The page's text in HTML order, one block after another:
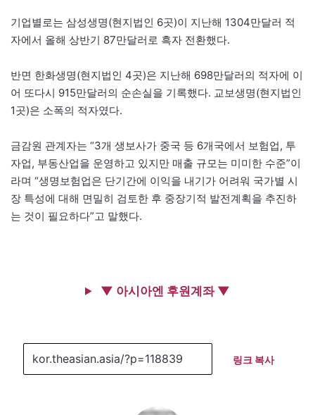
기업별로는 삼성생명(현지법인 6곳)이 지난해 1304만달러 적
자에서 올해 상반기 87만달러로 흑자 전환했다.
반면 한화생명(현지법인 4곳)은 지난해 698만달러의 적자에 이
어 또다시 915만달러의 순손실을 기록했다. 교보생명(현지법인
1곳)은 소폭의 적자였다.
금감원 관계자는 “3개 생보사가 중국 등 6개국에서 보험업, 투
자업, 부동산업을 운영하고 있지만 매출 규모는 미미한 수준”이
라며 “생명보험업은 단기간에 이익을 내기가 어려워 국가별 시
장 특성에 대해 면밀히 검토한 후 중장기적 발전계획을 추진하
는 것이 필요하다”고 말했다.
▼ 아시아엔 후원계좌 ▼
링크 복사